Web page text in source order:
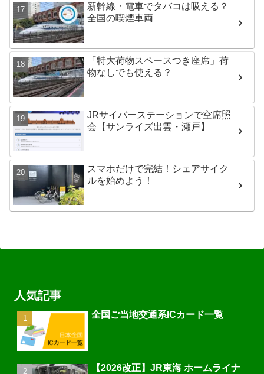
新幹線・電車でタバコは吸える？
全国の喫煙車両
「特大荷物スペースつき座席」荷
物なしでも使える？
JRサイバーステーションで空席照
会【サンライズ出雲・瀬戸】
スマホだけで完結！シェアサイク
ルを始めよう！
人気記事
全国ご当地交通系ICカード一覧
【2026改正】JR東海 ホームライナ